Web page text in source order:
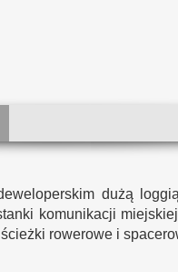
dużą
komunikacji
rowerowe i